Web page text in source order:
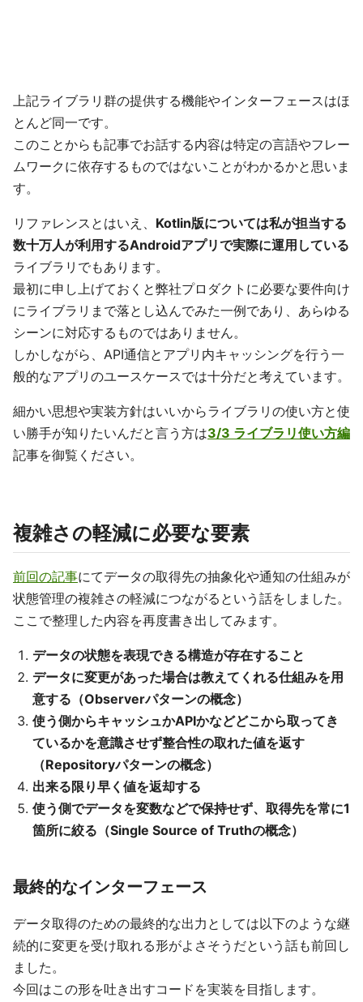
上記ライブラリ群の提供する機能やインターフェースはほ
とんど同一です。
このことからも記事でお話する内容は特定の言語やフレー
ムワークに依存するものではないことがわかるかと思いま
す。
リファレンスとはいえ、 Kotlin版については私が担当する
数十万人が利用するAndroidアプリで実際に運用している
ライブラリでもあります。
最初に申し上げておくと弊社プロダクトに必要な要件向け
にライブラリまで落とし込んでみた一例であり、あらゆる
シーンに対応するものではありません。
しかしながら、API通信とアプリ内キャッシングを行う一
般的なアプリのユースケースでは十分だと考えています。
細かい思想や実装方針はいいからライブラリの使い方と使
い勝手が知りたいんだと言う方は3/3 ライブラリ使い方編
記事を御覧ください。
複雑さの軽減に必要な要素
前回の記事にてデータの取得先の抽象化や通知の仕組みが
状態管理の複雑さの軽減につながるという話をしました。
ここで整理した内容を再度書き出してみます。
データの状態を表現できる構造が存在すること
データに変更があった場合は教えてくれる仕組みを用
意する（Observerパターンの概念）
使う側からキャッシュかAPIかなどどこから取ってき
ているかを意識させず整合性の取れた値を返す
（Repositoryパターンの概念）
出来る限り早く値を返却する
使う側でデータを変数などで保持せず、取得先を常に1
箇所に絞る（Single Source of Truthの概念）
最終的なインターフェース
データ取得のための最終的な出力としては以下のような継
続的に変更を受け取れる形がよさそうだという話も前回し
ました。
今回はこの形を吐き出すコードを実装を目指します。